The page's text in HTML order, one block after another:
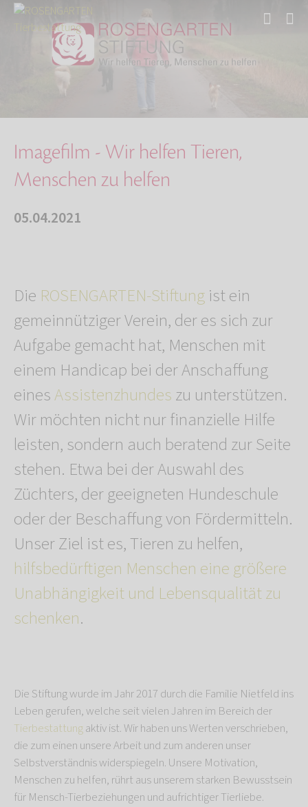
Über uns
Aktuelles
Imagefilm - Wir helfen Tieren, Menschen zu he…
Imagefilm - Wir helfen Tieren,
Menschen zu helfen
05.04.2021
Die ROSENGARTEN-Stiftungist ein
gemeinnütziger Verein, der es sich zur
Aufgabe gemacht hat, Menschen mit
einem Handicap bei der Anschaffung
einesAssistenzhundeszu unterstützen.
Wir möchten nicht nur finanzielle Hilfe
leisten, sondern auch beratend zur Seite
stehen. Etwa bei der Auswahl des
Züchters, der geeigneten Hundeschule
oder der Beschaffung von Fördermitteln.
Unser Ziel ist es, Tieren zu helfen,
hilfsbedürftigen Menschen eine größere
Unabhängigkeit und Lebensqualität zu
schenken.
Die Stiftung wurde im Jahr 2017 durch die Familie Nietfeld ins
Leben gerufen, welche seit vielen Jahren im Bereich der
Tierbestattungaktiv ist. Wir haben uns Werten verschrieben,
die zum einen unsere Arbeit und zum anderen unser
Selbstverständnis widerspiegeln. Unsere Motivation,
Menschen zu helfen, rührt aus unserem starken Bewusstsein
für Mensch-Tierbeziehungen und aufrichtiger Tierliebe.